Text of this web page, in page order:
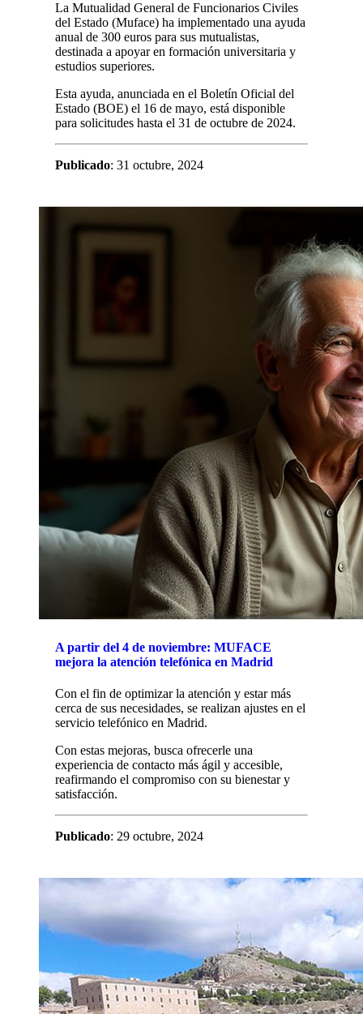
La Mutualidad General de Funcionarios Civiles
del Estado (Muface) ha implementado una ayuda
anual de 300 euros para sus mutualistas,
destinada a apoyar en formación universitaria y
estudios superiores.
Esta ayuda, anunciada en el Boletín Oficial del
Estado (BOE) el 16 de mayo, está disponible
para solicitudes hasta el 31 de octubre de 2024.
Publicado: 31 octubre, 2024
A partir del 4 de noviembre: MUFACE
mejora la atención telefónica en Madrid
Con el fin de optimizar la atención y estar más
cerca de sus necesidades, se realizan ajustes en el
servicio telefónico en Madrid.
Con estas mejoras, busca ofrecerle una
experiencia de contacto más ágil y accesible,
reafirmando el compromiso con su bienestar y
satisfacción.
Publicado: 29 octubre, 2024